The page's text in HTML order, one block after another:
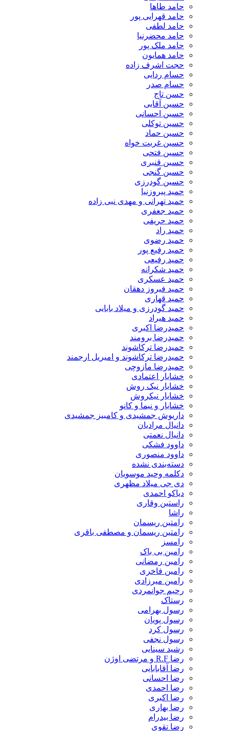
حامد طاها
حامد قهرایی پور
حامد لطفی
حامد محضرنیا
حامد ملک پور
حامد همایون
حجت اشرف زاده
حسام ردایی
حسام صدر
حسن تاج
حسین آقایی
حسین احسانی
حسین توکلی
حسین حماد
حسین غربت خواه
حسین فتحی
حسین قنبری
حسین گنجی
حسین گودرزی
حمید پیروزنیا
حمید تهرانی و مهدی نبی زاده
حمید جعفری
حمید حریفی
حمید راد
حمید رضوی
حمید رفیع پور
حمید رفیعی
حمید شکرانه
حمید عسکری
حمید فیروز دهقان
حمید قهاری
حمید گودرزی و میلاد بابایی
حمید هیراد
حمیدرضا اکبری
حمیدرضا برومند
حمیدرضا ترکاشوند
حمیدرضا ترکاشوند و امیریل ارجمند
حمیدرضا مازوچی
خشایار اعتمادی
خشایار نیک روش
خشایار نیکروش
خشایار و نیما و کانو
داریوش جمشیدی و کامبیز جمشیدی
دانیال مرادیان
دانیال نعمتی
داوود فشکی
داوود منصوری
دسته‌بندی نشده
دکلمه وحید موسویان
دی جی میلاد مظهری
دیاکو احمدی
راستین وقاری
راشا
رامتین ریسمان
رامتین ریسمان و مصطفی باقری
رامسز
رامین بی باک
رامین رمضانی
رامین فاخری
رامین میرزادی
رحیم جوانمردی
رستاک
رسول بهرامی
رسول پویان
رسول کرد
رسول نجفی
رشید سینایی
رضا R.F و مرتضی اوژن
رضا آقابابایی
رضا احسانی
رضا احمدی
رضا اکبری
رضا بهاری
رضا بیدرام
رضا تقوی